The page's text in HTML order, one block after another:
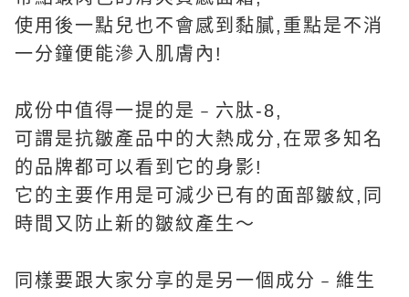
使用後一點兒也不會感到黏膩,重點是不消
一分鐘便能滲入肌膚內!
成份中值得一提的是﹣六肽-8,
可謂是抗皺產品中的大熱成分,在眾多知名
的品牌都可以看到它的身影!
它的主要作用是可減少已有的面部皺紋,同
時間又防止新的皺紋產生～
同樣要跟大家分享的是另一個成分﹣維生